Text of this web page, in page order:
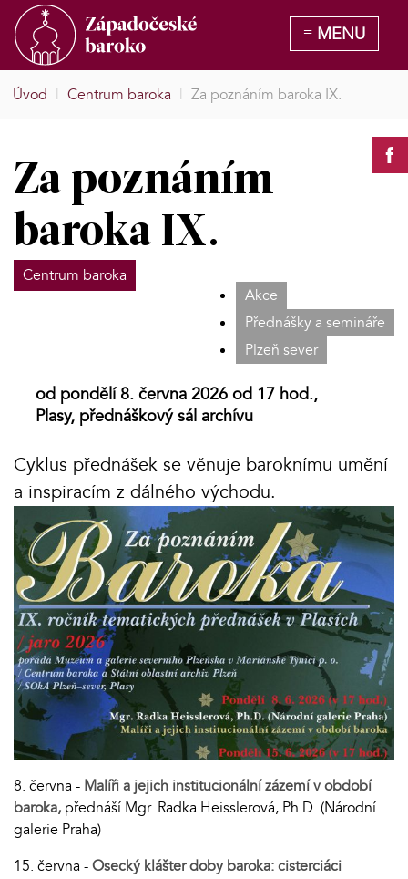
Úvod | Centrum baroka | Za poznáním baroka IX.
Za poznáním
baroka IX.
Centrum baroka
Akce
Přednášky a semináře
Plzeň sever
od pondělí 8. června 2026 od 17 hod.,
Plasy, přednáškový sál archívu
Cyklus přednášek se věnuje baroknímu umění
a inspiracím z dálného východu.
8. června - Malíři a jejich institucionální zázemí v období
baroka, přednáší Mgr. Radka Heisslerová, Ph.D. (Národní
galerie Praha)
15. června -Osecký klášter doby baroka: cisterciáci